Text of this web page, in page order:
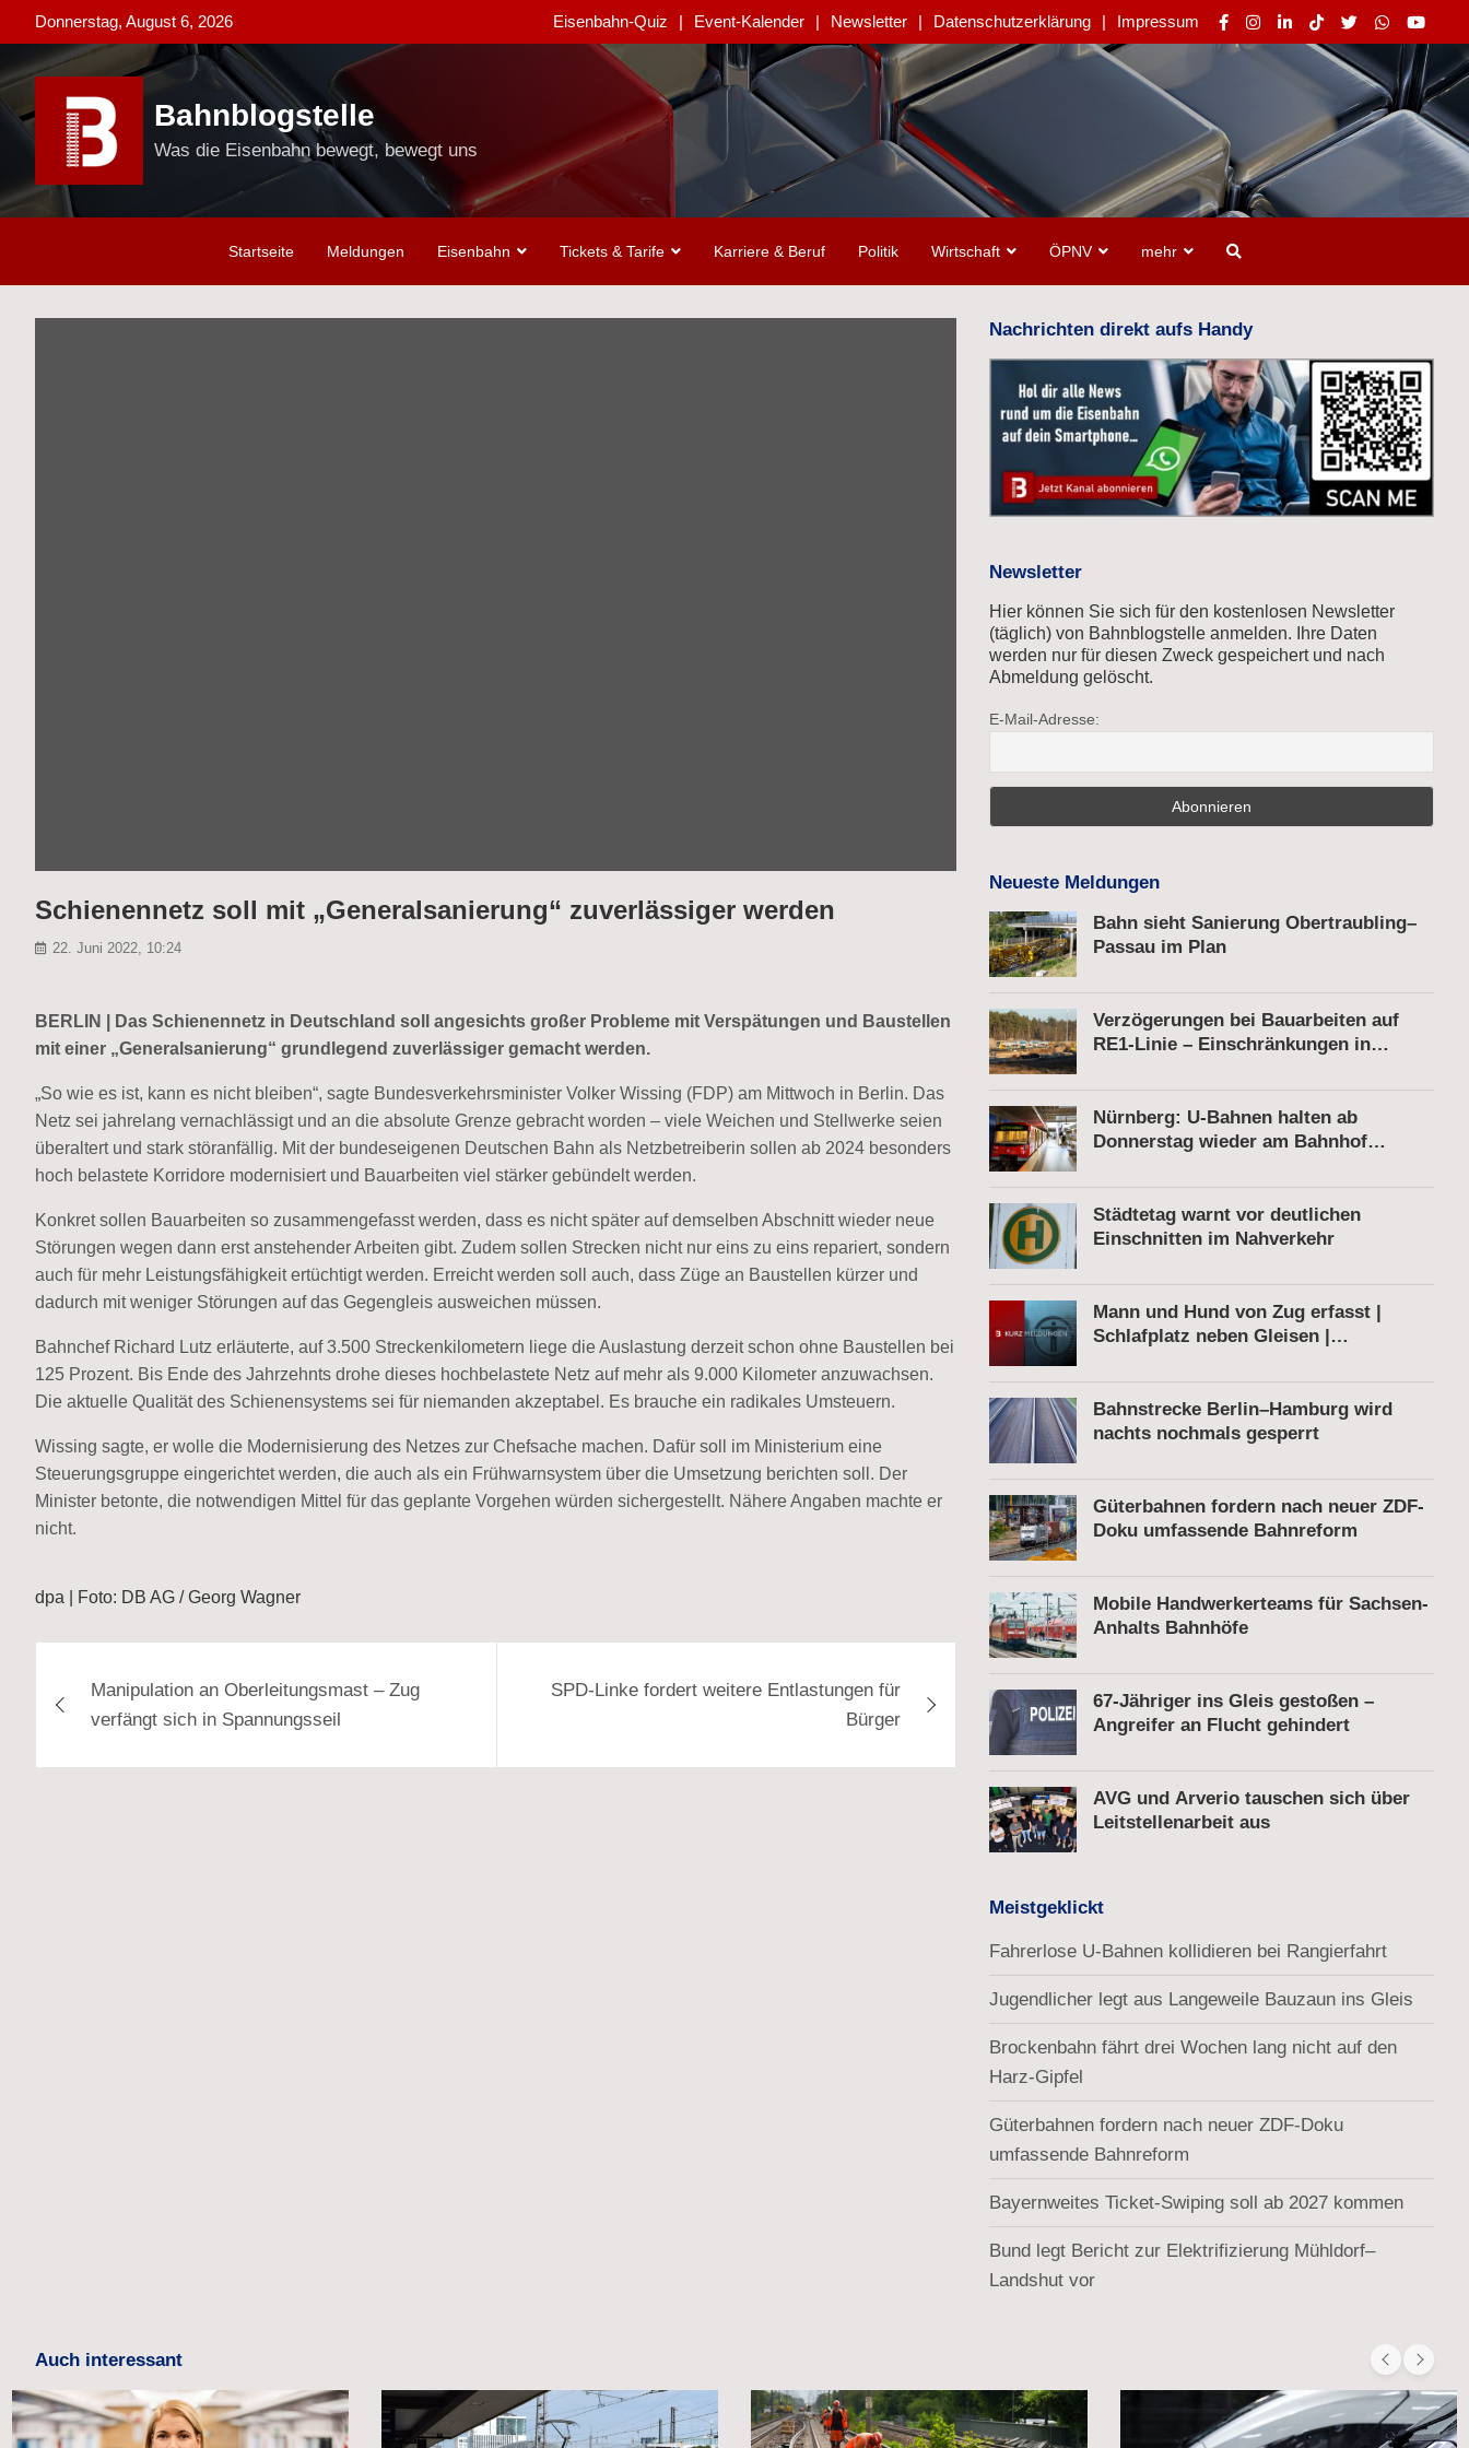
to
content
Donnerstag, August 6, 2026 Eisenbahn-Quiz Event-Kalender Newsletter Datenschutzerklärung Impressum
Bahnblogstelle
Was die Eisenbahn bewegt, bewegt uns
Startseite Meldungen Eisenbahn Tickets & Tarife Karriere & Beruf Politik Wirtschaft ÖPNV mehr
Schienennetz soll mit „Generalsanierung“ zuverlässiger werden
22. Juni 2022, 10:24
BERLIN | Das Schienennetz in Deutschland soll angesichts großer Probleme mit Verspätungen und Baustellen
mit einer „Generalsanierung“ grundlegend zuverlässiger gemacht werden.
„So wie es ist, kann es nicht bleiben“, sagte Bundesverkehrsminister Volker Wissing (FDP) am Mittwoch in Berlin. Das
Netz sei jahrelang vernachlässigt und an die absolute Grenze gebracht worden – viele Weichen und Stellwerke seien
überaltert und stark störanfällig. Mit der bundeseigenen Deutschen Bahn als Netzbetreiberin sollen ab 2024 besonders
hoch belastete Korridore modernisiert und Bauarbeiten viel stärker gebündelt werden.
Konkret sollen Bauarbeiten so zusammengefasst werden, dass es nicht später auf demselben Abschnitt wieder neue
Störungen wegen dann erst anstehender Arbeiten gibt. Zudem sollen Strecken nicht nur eins zu eins repariert, sondern
auch für mehr Leistungsfähigkeit ertüchtigt werden. Erreicht werden soll auch, dass Züge an Baustellen kürzer und
dadurch mit weniger Störungen auf das Gegengleis ausweichen müssen.
Bahnchef Richard Lutz erläuterte, auf 3.500 Streckenkilometern liege die Auslastung derzeit schon ohne Baustellen bei
125 Prozent. Bis Ende des Jahrzehnts drohe dieses hochbelastete Netz auf mehr als 9.000 Kilometer anzuwachsen.
Die aktuelle Qualität des Schienensystems sei für niemanden akzeptabel. Es brauche ein radikales Umsteuern.
Wissing sagte, er wolle die Modernisierung des Netzes zur Chefsache machen. Dafür soll im Ministerium eine
Steuerungsgruppe eingerichtet werden, die auch als ein Frühwarnsystem über die Umsetzung berichten soll. Der
Minister betonte, die notwendigen Mittel für das geplante Vorgehen würden sichergestellt. Nähere Angaben machte er
nicht.
dpa | Foto: DB AG / Georg Wagner
Manipulation an Oberleitungsmast – Zug
verfängt sich in Spannungsseil
SPD-Linke fordert weitere Entlastungen für
Bürger
Nachrichten direkt aufs Handy
Newsletter
Hier können Sie sich für den kostenlosen Newsletter
(täglich) von Bahnblogstelle anmelden. Ihre Daten
werden nur für diesen Zweck gespeichert und nach
Abmeldung gelöscht.
E-Mail-Adresse:
Neueste Meldungen
Bahn sieht Sanierung Obertraubling–
Passau im Plan
Verzögerungen bei Bauarbeiten auf
RE1-Linie – Einschränkungen in
Nürnberg: U-Bahnen halten ab
Donnerstag wieder am Bahnhof
Städtetag warnt vor deutlichen
Einschnitten im Nahverkehr
Mann und Hund von Zug erfasst |
Schlafplatz neben Gleisen |
Fußgänger
Bahnstrecke Berlin–Hamburg wird
nachts nochmals gesperrt
Güterbahnen fordern nach neuer ZDF-
Doku umfassende Bahnreform
Mobile Handwerkerteams für Sachsen-
Anhalts Bahnhöfe
67-Jähriger ins Gleis gestoßen –
Angreifer an Flucht gehindert
AVG und Arverio tauschen sich über
Leitstellenarbeit aus
Meistgeklickt
Fahrerlose U-Bahnen kollidieren bei Rangierfahrt
Jugendlicher legt aus Langeweile Bauzaun ins Gleis
Brockenbahn fährt drei Wochen lang nicht auf den
Harz-Gipfel
Güterbahnen fordern nach neuer ZDF-Doku
umfassende Bahnreform
Bayernweites Ticket-Swiping soll ab 2027 kommen
Bund legt Bericht zur Elektrifizierung Mühldorf–
Landshut vor
Auch interessant